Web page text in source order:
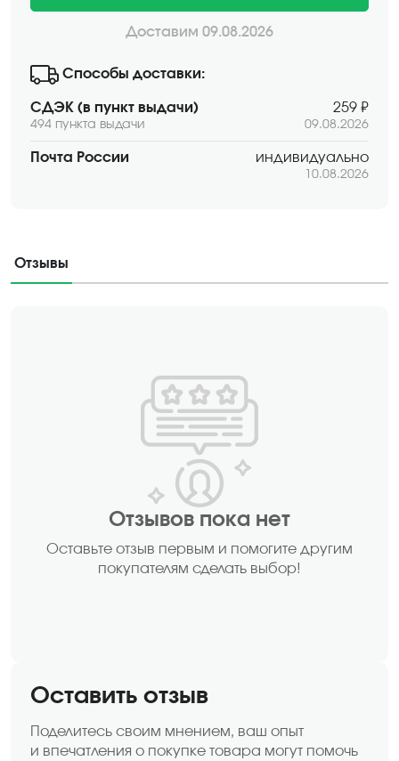
Доставим 09.08.2026
Способы доставки:
СДЭК (в пункт выдачи)
494 пункта выдачи
259 ₽
09.08.2026
Почта России индивидуально
10.08.2026
Отзывы
Отзывов пока нет
Оставьте отзыв первым и помогите другим
покупателям сделать выбор!
Оставить отзыв
Поделитесь своим мнением, ваш опыт
и впечатления о покупке товара могут помочь